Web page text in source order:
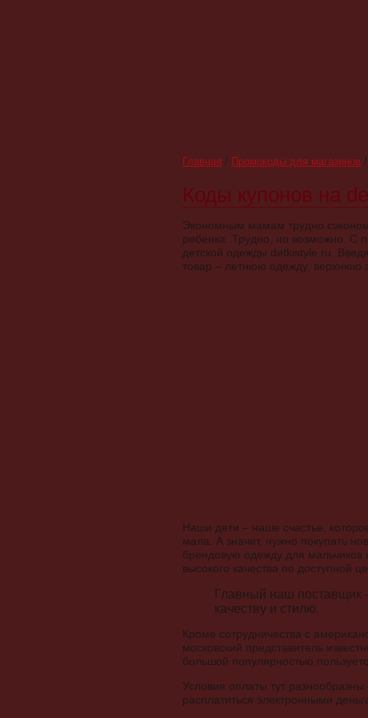
Главная / Промокоды для магазинов /
Коды купонов на
Экономным мамам трудно
ребенка. Трудно, но возможно. С
детской одежды detkistyle.ru.
товар – летнюю одежду, верхнюю
Наши дети – наше счастье,
мала. А значит, нужно покупать
брендовую одежду для мальчиков
высокого качества по доступной
Главный наш поставщик
качеству и стилю.
Кроме сотрудничества с
московский представитель
большой популярностью
Условия оплаты тут
расплатиться электронными